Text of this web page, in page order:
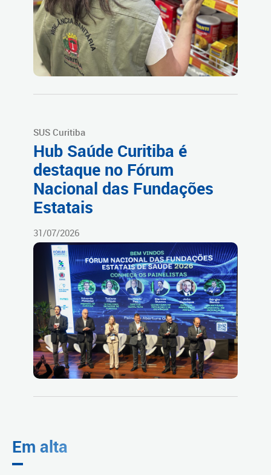
SUS Curitiba
Hub Saúde Curitiba é
destaque no Fórum
Nacional das Fundações
Estatais
31/07/2026
Em alta